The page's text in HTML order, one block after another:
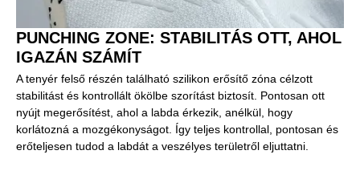
PUNCHING ZONE: STABILITÁS OTT, AHOL
IGAZÁN SZÁMÍT
A tenyér felső részén található szilikon erősítő zóna célzott
stabilitást és kontrollált ökölbe szorítást biztosít. Pontosan ott
nyújt megerősítést, ahol a labda érkezik, anélkül, hogy
korlátozná a mozgékonyságot. Így teljes kontrollal, pontosan és
erőteljesen tudod a labdát a veszélyes területről eljuttatni.